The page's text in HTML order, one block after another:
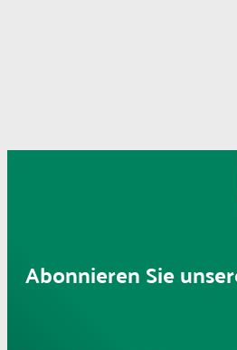
Abonnieren Sie